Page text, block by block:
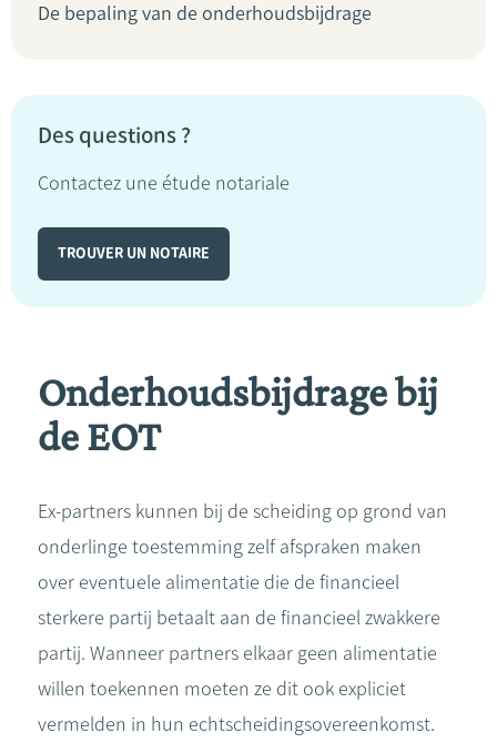
De bepaling van de onderhoudsbijdrage
Des questions ?
Contactez une étude notariale
TROUVER UN NOTAIRE
Onderhoudsbijdrage bij
de EOT
Ex-partners kunnen bij de scheiding op grond van
onderlinge toestemming zelf afspraken maken
over eventuele alimentatie die de financieel
sterkere partij betaalt aan de financieel zwakkere
partij. Wanneer partners elkaar geen alimentatie
willen toekennen moeten ze dit ook expliciet
vermelden in hun echtscheidingsovereenkomst.